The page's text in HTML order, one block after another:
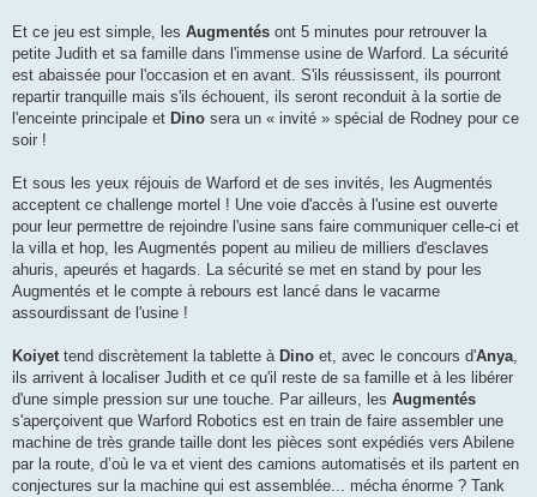
Et ce jeu est simple, les Augmentés ont 5 minutes pour retrouver la
petite Judith et sa famille dans l'immense usine de Warford. La sécurité
est abaissée pour l'occasion et en avant. S'ils réussissent, ils pourront
repartir tranquille mais s'ils échouent, ils seront reconduit à la sortie de
l'enceinte principale et Dino sera un « invité » spécial de Rodney pour ce
soir !
Et sous les yeux réjouis de Warford et de ses invités, les Augmentés
acceptent ce challenge mortel ! Une voie d'accès à l'usine est ouverte
pour leur permettre de rejoindre l'usine sans faire communiquer celle-ci et
la villa et hop, les Augmentés popent au milieu de milliers d'esclaves
ahuris, apeurés et hagards. La sécurité se met en stand by pour les
Augmentés et le compte à rebours est lancé dans le vacarme
assourdissant de l'usine !
Koiyettend discrètement la tablette à Dino et, avec le concours d'Anya,
ils arrivent à localiser Judith et ce qu'il reste de sa famille et à les libérer
d'une simple pression sur une touche. Par ailleurs, les Augmentés
s'aperçoivent que Warford Robotics est en train de faire assembler une
machine de très grande taille dont les pièces sont expédiés vers Abilene
par la route, d’où le va et vient des camions automatisés et ils partent en
conjectures sur la machine qui est assemblée... mécha énorme ? Tank